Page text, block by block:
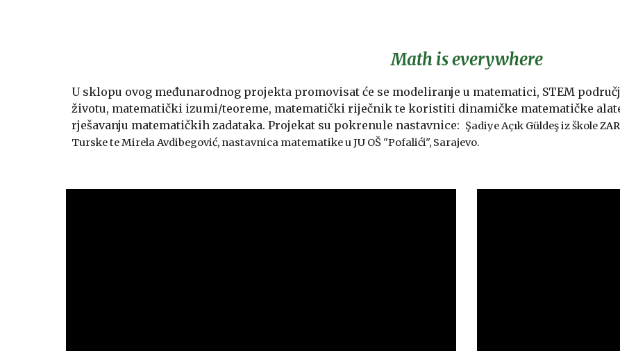
Math is everywhere
U sklopu ovog međunarodnog projekta promovisat će se modeliranje u matematici, STEM
životu, matematički izumi/teoreme, matematički riječnik te koristiti dinamičke matematičke alate
rješavanju matematičkih zadataka. Projekat su pokrenule nastavnice: Şadiye Açık Güldeşiz škole
Turske te Mirela Avdibegović, nastavnica matematike u JU OŠ "Pofalići", Sarajevo.